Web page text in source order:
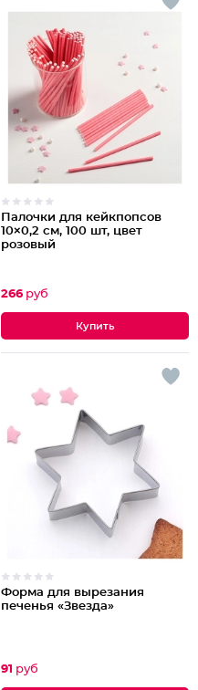
Палочки для кейкпопсов
10×0,2 см, 100 шт, цвет
розовый
266 руб
Форма для вырезания
печенья «Звезда»
91 руб